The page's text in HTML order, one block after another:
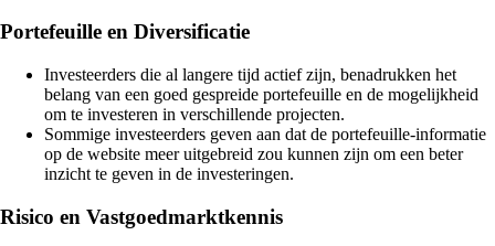
Portefeuille en Diversificatie
Investeerders die al langere tijd actief zijn, benadrukken het
belang van een goed gespreide portefeuille en de mogelijkheid
om te investeren in verschillende projecten.
Sommige investeerders geven aan dat de portefeuille-informatie
op de website meer uitgebreid zou kunnen zijn om een beter
inzicht te geven in de investeringen.
Risico en Vastgoedmarktkennis